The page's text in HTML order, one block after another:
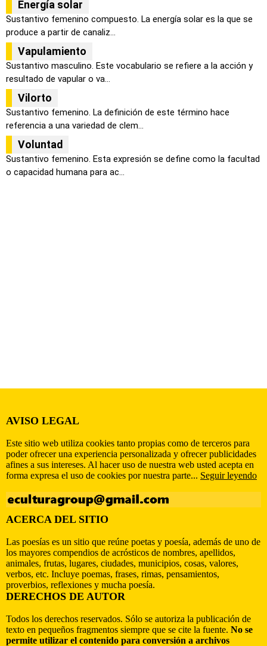
Energía solar
Sustantivo femenino compuesto. La energía solar es la que se
produce a partir de canaliz...
Vapulamiento
Sustantivo masculino. Este vocabulario se refiere a la acción y
resultado de vapular o va...
Vilorto
Sustantivo femenino. La definición de este término hace
referencia a una variedad de clem...
Voluntad
Sustantivo femenino. Esta expresión se define como la facultad
o capacidad humana para ac...
AVISO LEGAL
Este sitio web utiliza cookies tanto propias como de terceros para
poder ofrecer una experiencia personalizada y ofrecer publicidades
afines a sus intereses. Al hacer uso de nuestra web usted acepta en
forma expresa el uso de cookies por nuestra parte... Seguir leyendo
ACERCA DEL SITIO
Las poesías es un sitio que reúne poetas y poesía, además de uno de
los mayores compendios de acrósticos de nombres, apellidos,
animales, frutas, lugares, ciudades, municipios, cosas, valores,
verbos, etc. Incluye poemas, frases, rimas, pensamientos,
proverbios, reflexiones y mucha poesía.
DERECHOS DE AUTOR
Todos los derechos reservados. Sólo se autoriza la publicación de
texto en pequeños fragmentos siempre que se cite la fuente. No se
permite utilizar el contenido para conversión a archivos